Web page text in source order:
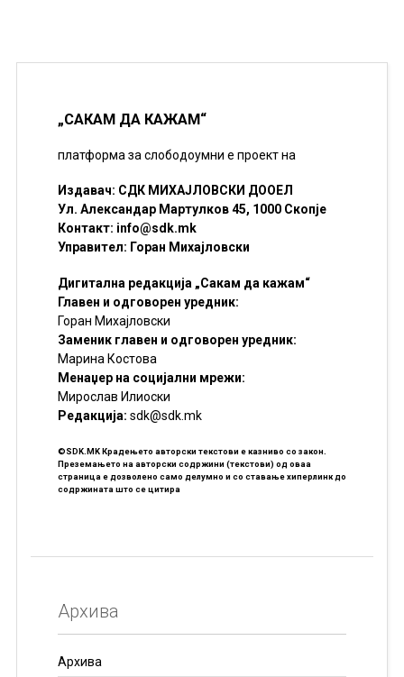
„САКАМ ДА КАЖАМ“
платформа за слободоумни е проект на
Издавач: СДК МИХАЈЛОВСКИ ДООЕЛ
Ул. Александар Мартулков 45, 1000 Скопје
Контакт: info@sdk.mk
Управител: Горан Михајловски
Дигитална редакција „Сакам да кажам“
Главен и одговорен уредник:
Горан Михајловски
Заменик главен и одговорен уредник:
Марина Костова
Менаџер на социјални мрежи:
Мирослав Илиоски
Редакцијa: sdk@sdk.mk
©SDK.MK Крадењето авторски текстови е казниво со закон.
Преземањето на авторски содржини (текстови) од оваа
страница е дозволено само делумно и со ставање хиперлинк до
содржината што се цитира
Архива
Архива